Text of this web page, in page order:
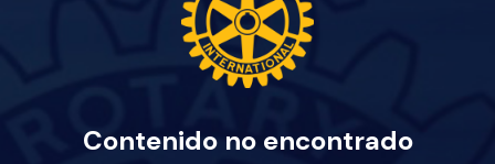
Contenido no encontrado